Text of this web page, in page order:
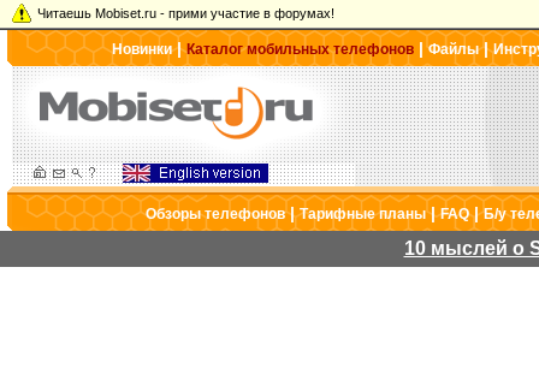
Читаешь Mobiset.ru - прими участие в форумах!
Новинки|Каталог мобильных телефонов |Файлы|
Обзоры телефонов|Тарифные планы|FAQ|Б/у
10 мыслей о